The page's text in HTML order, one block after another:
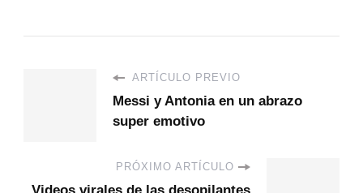
ARTÍCULO PREVIO
Messi y Antonia en un abrazo
super emotivo
PRÓXIMO ARTÍCULO